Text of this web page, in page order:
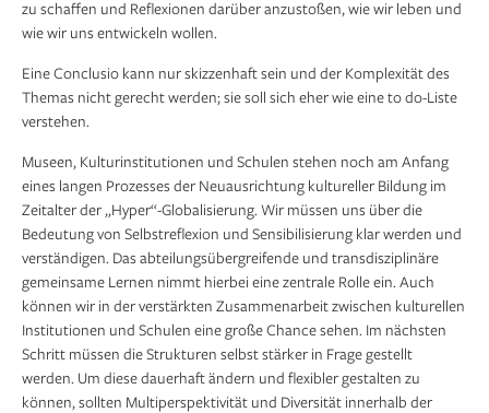
zu schaffen und Reflexionen darüber anzustoßen, wie wir leben und
wie wir uns entwickeln wollen.
Eine Conclusio kann nur skizzenhaft sein und der Komplexität des
Themas nicht gerecht werden; sie soll sich eher wie eine to do-Liste
verstehen.
Museen, Kulturinstitutionen und Schulen stehen noch am Anfang
eines langen Prozesses der Neuausrichtung kultureller Bildung im
Zeitalter der „Hyper“-Globalisierung. Wir müssen uns über die
Bedeutung von Selbstreflexion und Sensibilisierung klar werden und
verständigen. Das abteilungsübergreifende und transdisziplinäre
gemeinsame Lernen nimmt hierbei eine zentrale Rolle ein. Auch
können wir in der verstärkten Zusammenarbeit zwischen kulturellen
Institutionen und Schulen eine große Chance sehen. Im nächsten
Schritt müssen die Strukturen selbst stärker in Frage gestellt
werden. Um diese dauerhaft ändern und flexibler gestalten zu
können, sollten Multiperspektivität und Diversität innerhalb der